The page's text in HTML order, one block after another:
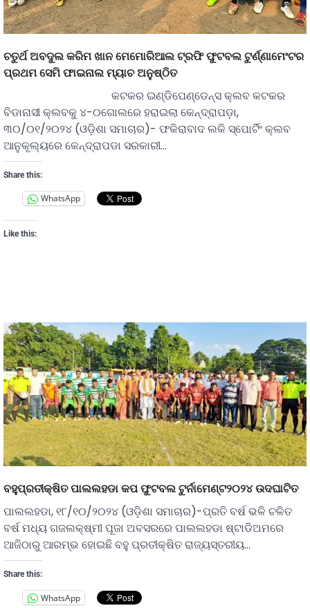
ଚତୁର୍ଥ ଅବଦୁଲ କରିମ ଖାନ ମେମୋରିଆଲ ଟ୍ରଫି ଫୁଟବଲ ଟୁର୍ଣ୍ଣାମେଂଟର
ପ୍ରଥମ ସେମି ଫାଇନାଲ ମ୍ୟାଚ ଅନୁଷ୍ଠିତ
କଟକର ଇଣ୍ଡିପେଣ୍ଡେନ୍ସ କ୍ଲବ କଟକର
ବିଡାନାସୀ କ୍ଲବକୁ ୪-୦ଗୋଲରେ ହରାଇଲା କେନ୍ଦ୍ରାପଡ଼ା,
୩୦/୦୧/୨୦୨୪ (ଓଡ଼ିଶା ସମାଚାର)- ଫକିରାବାଦ ଲକି ସ୍ପୋର୍ଟିଂ କ୍ଲବ
ଆନୁକୂଲ୍ୟରେ କେନ୍ଦ୍ରାପଡା ସରକାରୀ…
Share this:
WhatsApp
Like this:
ବହୁପ୍ରତୀକ୍ଷିତ ପାଲଲହଡା କପ ଫୁଟବଲ ଟୁର୍ନାମେଣ୍ଟ୨୦୨୪ ଉଦଘାଟିତ
ପାଲଲହଡା, ୧୮/୧୦/୨୦୨୪ (ଓଡ଼ିଶା ସମାଚାର)-ପ୍ରତି ବର୍ଷ ଭଳି ଚଳିତ
ବର୍ଷ ମଧ୍ୟ ଗଜଲକ୍ଷ୍ମୀ ପୂଜା ଅବସରରେ ପାଲଲହଡା ଷ୍ଟାଡିଅମରେ
ଆଜିଠାରୁ ଆରମ୍ଭ ହୋଇଛି ବହୁ ପ୍ରତୀକ୍ଷିତ ରାଜ୍ୟସ୍ତରୀୟ…
Share this:
WhatsApp